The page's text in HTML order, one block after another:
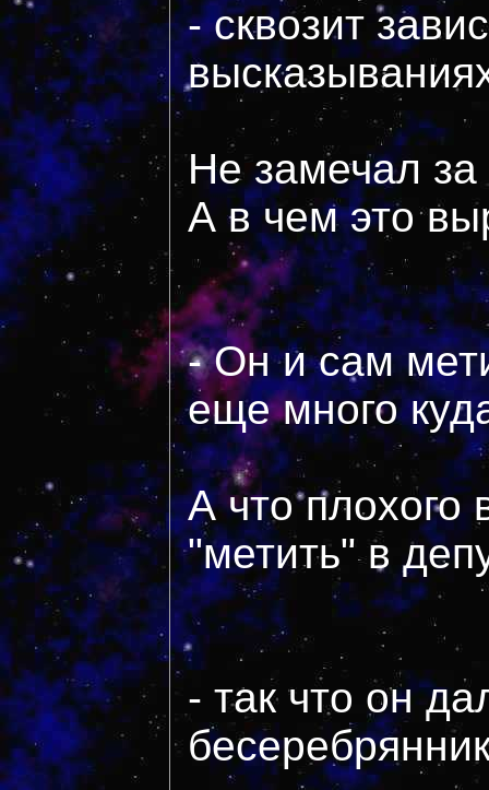
- сквозит
Не замечал за
А в чем это
- Он и сам
еще много
А что плохого
"метить" в
- так что он